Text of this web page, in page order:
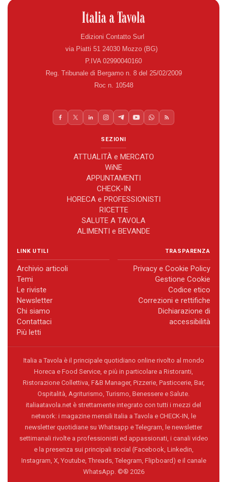
Edizioni Contatto Surl
via Piatti 51 24030 Mozzo (BG)
P.IVA 02990040160
Reg. Tribunale di Bergamo n. 8 del 25/02/2009
Roc n. 10548
SEZIONI
ATTUALITÀ e MERCATO
WiNE
APPUNTAMENTI
CHECK-IN
HORECA e PROFESSIONISTI
RICETTE
SALUTE A TAVOLA
ALIMENTI e BEVANDE
LINK UTILI
Archivio articoli
Temi
Le riviste
Newsletter
Chi siamo
Contattaci
Più letti
TRASPARENZA
Privacy e Cookie Policy
Gestione Cookie
Codice etico
Correzioni e rettifiche
Dichiarazione di
accessibilità
Italia a Tavola è il principale quotidiano online rivolto al mondo
Horeca e Food Service, e più in particolare a Ristoranti,
Ristorazione Collettiva, F&B Manager, Pizzerie, Pasticcerie, Bar,
Ospitalità, Agriturismo, Turismo, Benessere e Salute.
italiaatavola.net è strettamente integrato con tutti i mezzi del
network: i magazine mensili Italia a Tavola e CHECK-IN, le
newsletter quotidiane su Whatsapp e Telegram, le newsletter
settimanali rivolte a professionisti ed appassionati, i canali video
e la presenza sui principali social (Facebook, Linkedin,
Instagram, X, Youtube, Threads, Telegram, Flipboard) e il canale
WhatsApp. ©® 2026